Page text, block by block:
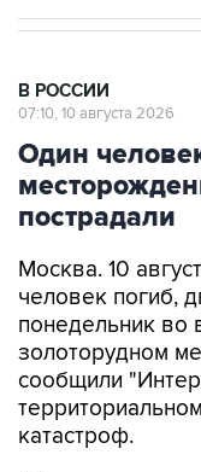
В РОССИИ
07:10, 10 августа 2026
Один
пострадали
Москва. 10
человек погиб,
понедельник во
золоторудном
сообщили
катастроф.